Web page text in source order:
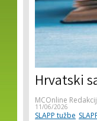
Hrvatski
MCOnline
11/06/2026
SLAPP tužbe